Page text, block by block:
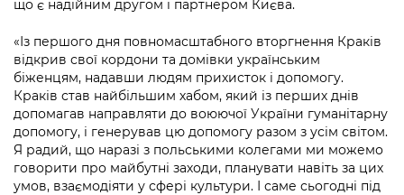
Безбар'єрність
Київська міська військова адміністрація
Важливе під час воєнного стану
що є надійним другом і партнером Києва.
«Із першого дня повномасштабного вторгнення Краків
відкрив свої кордони та домівки українським
біженцям, надавши людям прихисток і допомогу.
Краків став найбільшим хабом, який із перших днів
допомагав направляти до воюючої України гуманітарну
допомогу, і генерував цю допомогу разом з усім світом.
Я радий, що наразі з польськими колегами ми можемо
говорити про майбутні заходи, планувати навіть за цих
умов, взаємодіяти у сфері культури. І саме сьогодні під